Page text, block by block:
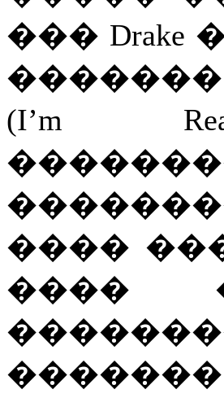
��� Drake
�������
(I’m
����
����